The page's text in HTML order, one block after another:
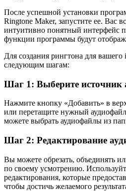
После успешной установки
Ringtone Maker, запустите ее. Вас
интуитивно понятный интерфейс
функции программы будут
Для создания рингтона для вашего
следующим шагам:
Шаг 1: Выберите источник
Нажмите кнопку «Добавить» в
или перетащите нужный
можете выбрать аудиофайлы из
Шаг 2: Редактирование
Вы можете обрезать, объединять
по своему усмотрению.
редактирования, которые
чтобы достичь желаемого